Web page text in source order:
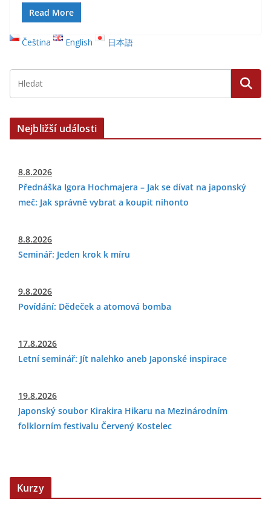
Read More
Čeština English 日本語
Nejbližší události
8.8.2026
Přednáška Igora Hochmajera – Jak se dívat na japonský
meč: Jak správně vybrat a koupit nihonto
8.8.2026
Seminář: Jeden krok k míru
9.8.2026
Povídání: Dědeček a atomová bomba
17.8.2026
Letní seminář: Jít nalehko aneb Japonské inspirace
19.8.2026
Japonský soubor Kirakira Hikaru na Mezinárodním
folklorním festivalu Červený Kostelec
Kurzy